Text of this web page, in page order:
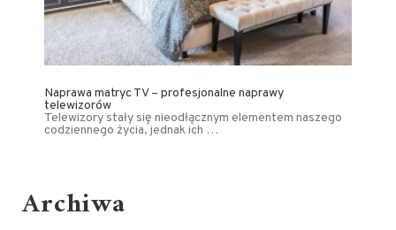
Naprawa matryc TV – profesjonalne naprawy
telewizorów
Telewizory stały się nieodłącznym elementem naszego
codziennego życia, jednak ich …
Archiwa